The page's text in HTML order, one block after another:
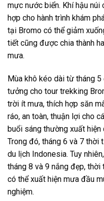
mực nước biển. Khí hậu núi
hợp cho hành trình khám
tại Bromo có thể giảm
tiết cũng được chia thành
mưa.
Mùa khô kéo dài từ tháng
tưởng cho tour trekking
trời ít mưa, thích hợp săn
ráo, an toàn, thuận lợi cho
buổi sáng thường xuất hiện
Trong đó, tháng 6 và 7 thời
du lịch Indonesia. Tuy
tháng 8 và 9 nắng đẹp,
có thể xuất hiện mưa đầu
nghiệm.